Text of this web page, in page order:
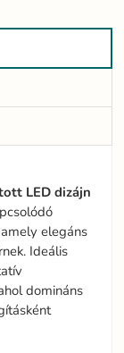
LED dizájn
elegáns
Ideális
domináns